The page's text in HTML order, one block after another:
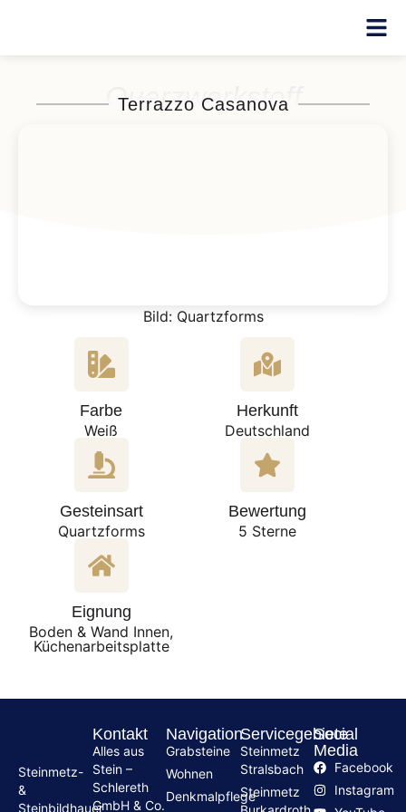
Quarzwerkstoff
Terrazzo Casanova
Bild: Quartzforms
Farbe
Weiß
Herkunft
Deutschland
Gesteinsart
Quartzforms
Bewertung
5 Sterne
Eignung
Boden & Wand Innen,
Küchenarbeitsplatte
Steinmetz-
&
Steinbildhauer
Kontakt
Alles aus
Stein –
Schlereth
GmbH & Co.
Navigation
Grabsteine
Wohnen
Denkmalpflege
Servicegebiete
Steinmetz
Stralsbach
Steinmetz
Social
Media
Facebook
Instagram